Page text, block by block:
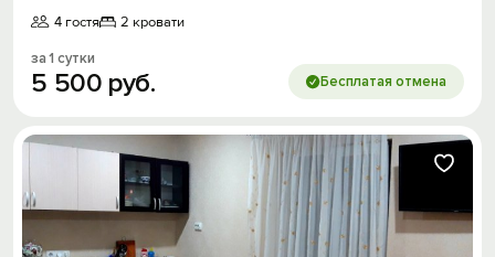
4 гостя
2 кровати
за 1 сутки
5 500 руб. Бесплатая отмена